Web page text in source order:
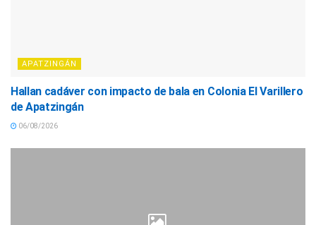
APATZINGÁN
Hallan cadáver con impacto de bala en Colonia El Varillero
de Apatzingán
06/08/2026